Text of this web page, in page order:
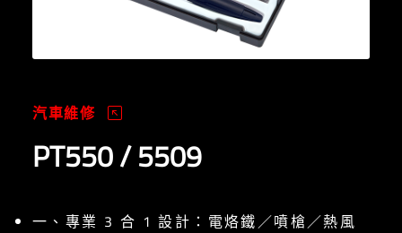
汽車維修
PT550 / 5509
一、專業 3 合 1 設計：電烙鐵／噴槍／熱風